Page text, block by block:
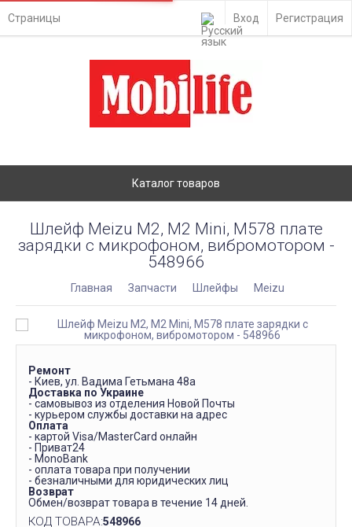
Страницы Вход Регистрация
Каталог товаров
Шлейф Meizu M2, M2 Mini, M578 плате
зарядки с микрофоном, вибромотором -
548966
Главная Запчасти Шлейфы Meizu
Ремонт
- Киев, ул. Вадима Гетьмана 48а
Доставка по Украине
- самовывоз из отделения Новой Почты
- курьером службы доставки на адрес
Оплата
- картой Visa/MasterCard онлайн
- Приват24
- MonoBank
- оплата товара при получении
- безналичными для юридических лиц
Возврат
Обмен/возврат товара в течение 14 дней.
КОД ТОВАРА:548966